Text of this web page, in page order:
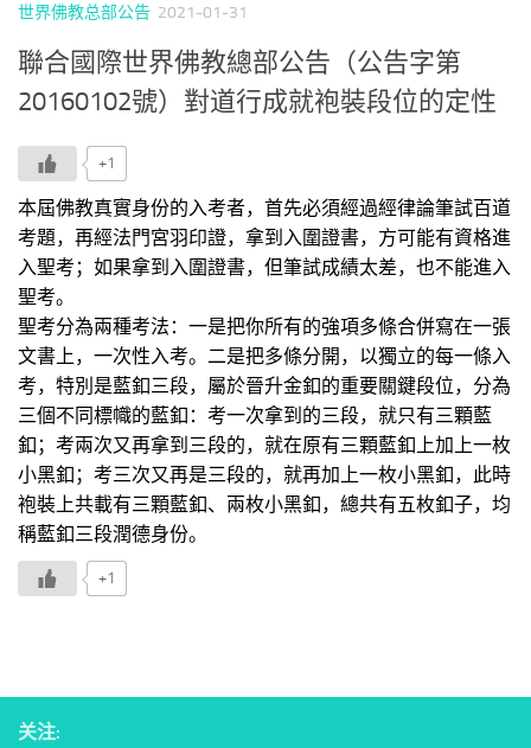
世界佛教总部公告 2021-01-31
聯合國際世界佛教總部公告（公告字第
20160102號）對道行成就袍裝段位的定性
+1
本屆佛教真實身份的入考者，首先必須經過經律論筆試百道
考題，再經法門宮羽印證，拿到入圍證書，方可能有資格進
入聖考；如果拿到入圍證書，但筆試成績太差，也不能進入
聖考。
聖考分為兩種考法：一是把你所有的強項多條合併寫在一張
文書上，一次性入考。二是把多條分開，以獨立的每一條入
考，特別是藍釦三段，屬於晉升金釦的重要關鍵段位，分為
三個不同標幟的藍釦：考一次拿到的三段，就只有三顆藍
釦；考兩次又再拿到三段的，就在原有三顆藍釦上加上一枚
小黑釦；考三次又再是三段的，就再加上一枚小黑釦，此時
袍裝上共載有三顆藍釦、兩枚小黑釦，總共有五枚釦子，均
稱藍釦三段潤德身份。
+1
关注: